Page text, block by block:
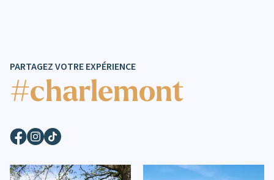
PARTAGEZ VOTRE EXPÉRIENCE
#charlemont